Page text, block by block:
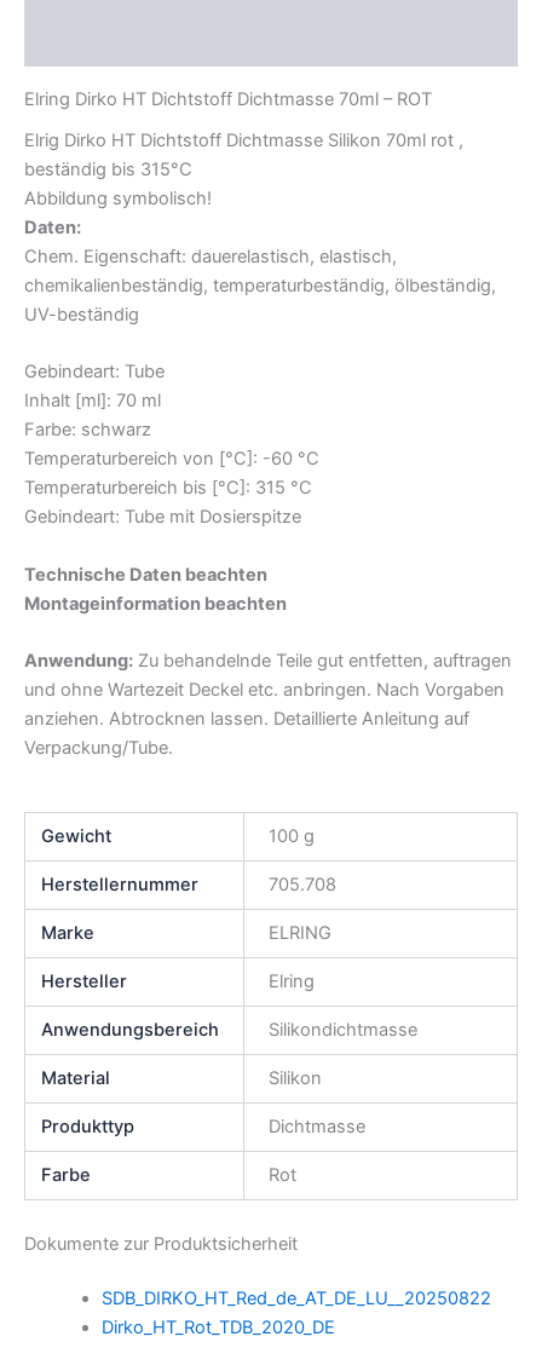
Elring Dirko HT Dichtstoff Dichtmasse 70ml – ROT
Elrig Dirko HT Dichtstoff Dichtmasse Silikon 70ml rot ,
beständig bis 315°C
Abbildung symbolisch!
Daten:
Chem. Eigenschaft: dauerelastisch, elastisch,
chemikalienbeständig, temperaturbeständig, ölbeständig,
UV-beständig
Gebindeart: Tube
Inhalt [ml]: 70 ml
Farbe: schwarz
Temperaturbereich von [°C]: -60 °C
Temperaturbereich bis [°C]: 315 °C
Gebindeart: Tube mit Dosierspitze
Technische Daten beachten
Montageinformation beachten
Anwendung: Zu behandelnde Teile gut entfetten, auftragen
und ohne Wartezeit Deckel etc. anbringen. Nach Vorgaben
anziehen. Abtrocknen lassen. Detaillierte Anleitung auf
Verpackung/Tube.
Gewicht 100 g
Herstellernummer 705.708
Marke ELRING
Hersteller Elring
Anwendungsbereich Silikondichtmasse
Material Silikon
Produkttyp Dichtmasse
Farbe Rot
Dokumente zur Produktsicherheit
SDB_DIRKO_HT_Red_de_AT_DE_LU__20250822
Dirko_HT_Rot_TDB_2020_DE